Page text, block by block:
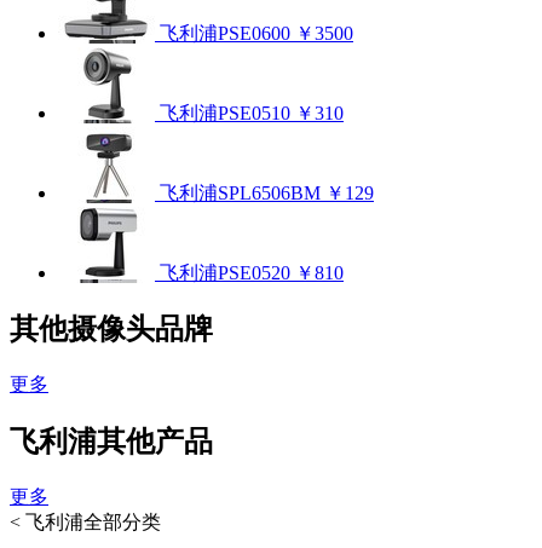
飞利浦PSE0600 ￥3500
飞利浦PSE0510 ￥310
飞利浦SPL6506BM ￥129
飞利浦PSE0520 ￥810
其他摄像头品牌
更多
飞利浦其他产品
更多
< 飞利浦全部分类